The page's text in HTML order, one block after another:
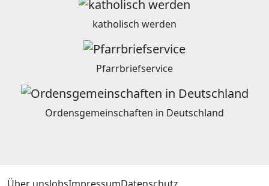
katholisch werden
Pfarrbriefservice
Ordensgemeinschaften in Deutschland
Über unsJobsImpressumDatenschutz